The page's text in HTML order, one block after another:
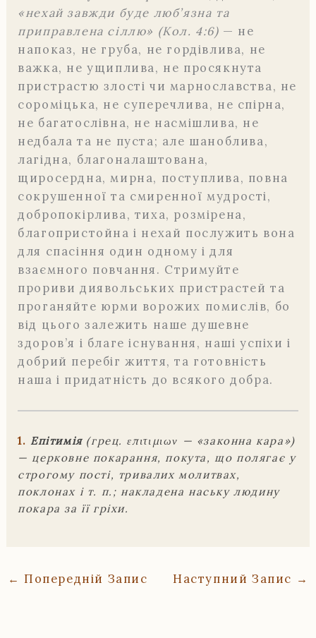
«нехай завжди буде люб’язна та
приправлена сіллю» (Кол. 4:6) — не
напоказ, не груба, не гордівлива, не
важка, не ущиплива, не просякнута
пристрастю злості чи марнославства, не
сороміцька, не суперечлива, не спірна,
не багатослівна, не насмішлива, не
недбала та не пуста; але шаноблива,
лагідна, благоналаштована,
щиросердна, мирна, поступлива, повна
сокрушенної та смиренної мудрості,
добропокірлива, тиха, розмірена,
благопристойна і нехай послужить вона
для спасіння один одному і для
взаємного повчання. Стримуйте
прориви диявольських пристрастей та
проганяйте юрми ворожих помислів, бо
від цього залежить наше душевне
здоров’я і благе існування, наші успіхи і
добрий перебіг життя, та готовність
наша і придатність до всякого добра.
1. Епітимія(грец. επιτιμιων — «законна кара»)
— церковне покарання, покута, що полягає у
строгому пості, тривалих молитвах,
поклонах і т. п.; накладена наську людину
покара за її гріхи.
← Попередній Запис Наступний Запис →